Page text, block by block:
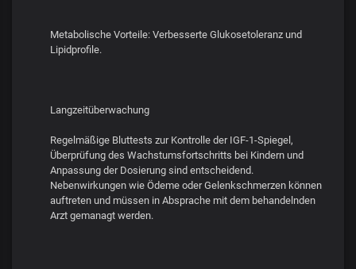
Metabolische Vorteile: Verbesserte Glukosetoleranz und
Lipidprofile.
Langzeitüberwachung
Regelmäßige Bluttests zur Kontrolle der IGF-1-Spiegel,
Überprüfung des Wachstumsfortschritts bei Kindern und
Anpassung der Dosierung sind entscheidend.
Nebenwirkungen wie Ödeme oder Gelenkschmerzen können
auftreten und müssen in Absprache mit dem behandelnden
Arzt gemanagt werden.